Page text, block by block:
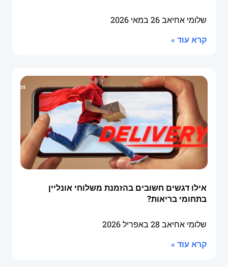
שלומי אחיאב26 במאי 2026
קרא עוד »
אילו דגשים חשובים בהזמנת משלוחי אונליין
בתחומי בריאות?
שלומי אחיאב 28 באפריל 2026
קרא עוד »